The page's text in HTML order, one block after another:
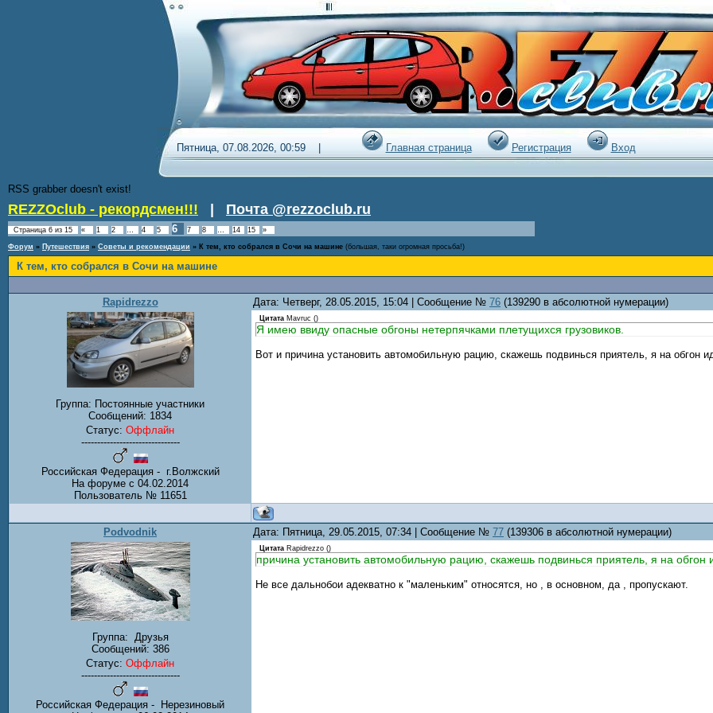
Пятница, 07.08.2026, 00:59 | Главная страница Регистрация Вход
RSS grabber doesn't exist!
REZZOclub - рекордсмен!!! Почта @rezzoclub.ru
Страница 6 из 15 « 1 2 … 4 5 6 7 8 … 14 15 »
Форум » Путешествия » Советы и рекомендации » К тем, кто собрался в Сочи на машине (большая, таки огромная просьба!)
К тем, кто собрался в Сочи на машине
Rapidrezzo Дата: Четверг, 28.05.2015, 15:04 | Сообщение № 76 (139290 в абсолютной нумерации)
Группа: Постоянные участники
Сообщений: 1834
Статус: Оффлайн
-------------------------------
Российская Федерация - г.Волжский
На форуме с 04.02.2014
Пользователь № 11651
Цитата Mavruc ()
Я имею ввиду опасные обгоны нетерпячками плетущихся грузовиков.
Вот и причина установить автомобильную рацию, скажешь подвинься приятель, я на обгон
Podvodnik Дата: Пятница, 29.05.2015, 07:34 | Сообщение № 77 (139306 в абсолютной нумерации)
Группа: Друзья
Сообщений: 386
Статус: Оффлайн
-------------------------------
Российская Федерация - Нерезиновый
Цитата Rapidrezzo ()
причина установить автомобильную рацию, скажешь подвинься приятель, я на обгон
Не все дальнобои адекватно к "маленьким" относятся, но , в основном, да , пропускают.